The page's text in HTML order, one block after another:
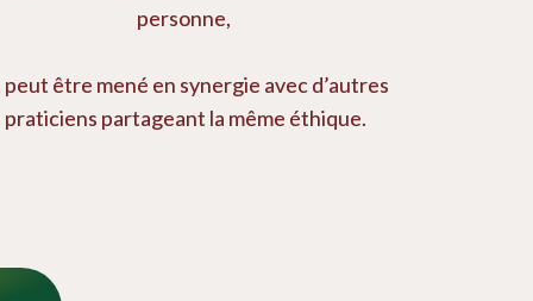
personne,
peut être mené en synergie avec d’autres
praticiens partageant la même éthique.